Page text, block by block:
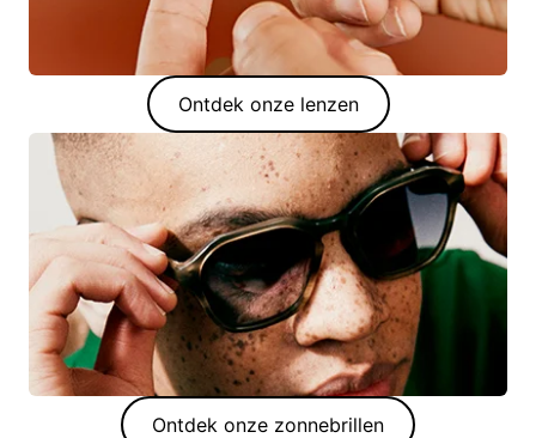
Ontdek onze lenzen
Ontdek onze zonnebrillen